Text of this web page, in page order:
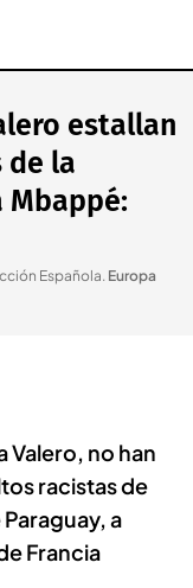
estallan
de la
Mbappé:
Española. Europa
Valero, no han
racistas de
a
Francia